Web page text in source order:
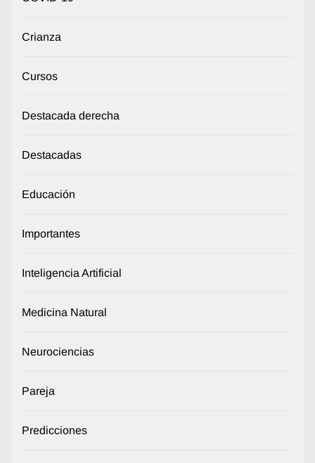
Crianza
Cursos
Destacada derecha
Destacadas
Educación
Importantes
Inteligencia Artificial
Medicina Natural
Neurociencias
Pareja
Predicciones